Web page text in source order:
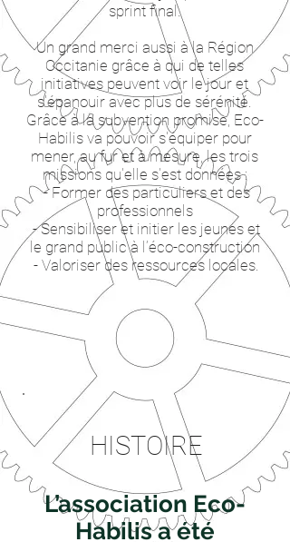
sprint final.
Un grand merci aussi à la Région
Occitanie grâce à qui de telles
initiatives peuvent voir le jour et
s'épanouir avec plus de sérénité.
Grâce à la subvention promise, Eco-
Habilis va pouvoir s'équiper pour
mener, au fur et à mesure, les trois
missions qu'elle s'est données :
- Former des particuliers et des
professionnels
- Sensibiliser et initier les jeunes et
le grand public à l’éco-construction
- Valoriser des ressources locales.
HISTOIRE
L’association Eco-
Habilis a été